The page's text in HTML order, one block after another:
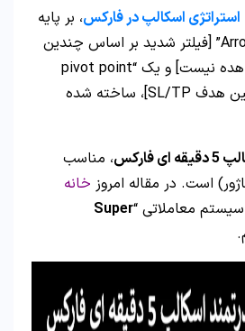
استراتژی اسکالپ در فارکس، بر پایه
اندیکاتور “Arrow Filtered” [فیلتر شدید بر اساس چندین
اندیکاتور که قابل مشاهده نیست] و یک “pivot point
level” ساده [برای تعیین هدف SL/TP]، ساخته شده
، مناسب
است. در مقاله امروز خانه
معاملاتی “Super